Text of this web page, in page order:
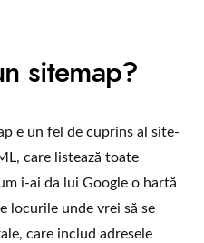
sitemap?
e un fel de cuprins al site-
care listează toate
i-ai da lui Google o hartă
locurile unde vrei să se
care includ adresele